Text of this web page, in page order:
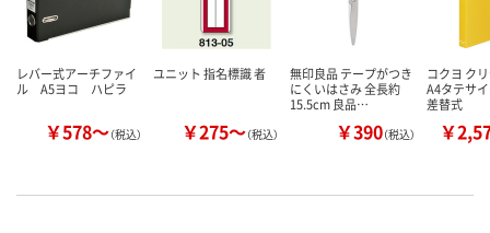
レバー式アーチファイ
ル A5ヨコ ハピラ
￥578～（税込）
ユニット 指名標識 者
￥275～（税込）
無印良品 テープがつき
にくいはさみ 全長約
15.5cm 良品…
￥390（税込）
コクヨ ク
A4タテサ
差替式
￥